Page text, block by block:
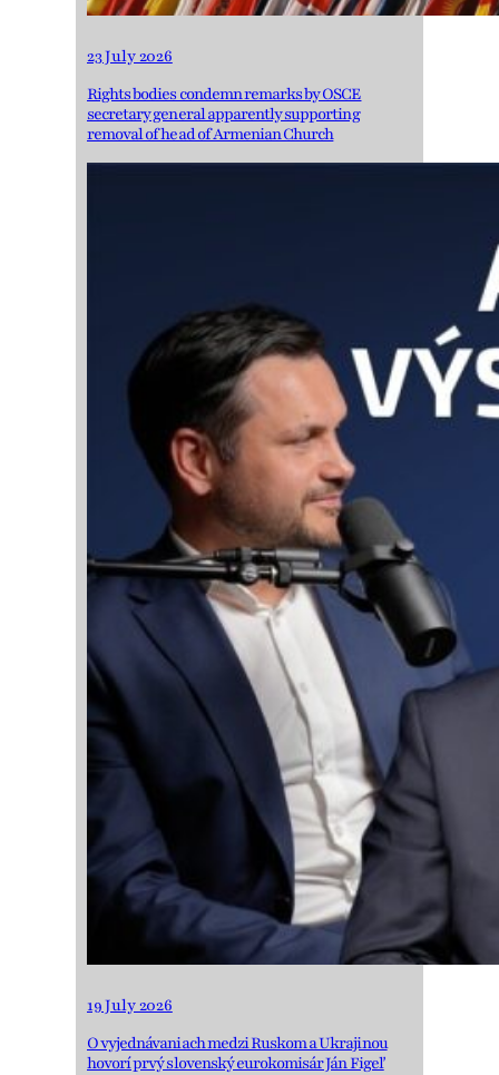
23 July 2026
Rights bodies condemn remarks by OSCE
secretary general apparently supporting
removal of head of Armenian Church
19 July 2026
O vyjednávaniach medzi Ruskom a Ukrajinou
hovorí prvý slovenský eurokomisár Ján Figeľ